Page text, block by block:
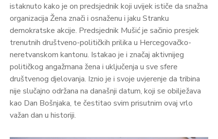
istaknuto kako je on predsjednik koji uvijek ističe da snažna
organizacija Žena znači i osnaženu i jaku Stranku
demokratske akcije. Predsjednik Mušić je sačinio presjek
trenutnih društveno-političkih prilika u Hercegovačko-
neretvanskom kantonu. Istakao je i značaj aktivnijeg
političkog angažmana žena i uključenja u sve sfere
društvenog djelovanja. Iznio je i svoje uvjerenje da tribina
nije slučajno održana na današnji datum, koji se obilježava
kao Dan Bošnjaka, te čestitao svim prisutnim ovaj vrlo
važan dan u historiji.